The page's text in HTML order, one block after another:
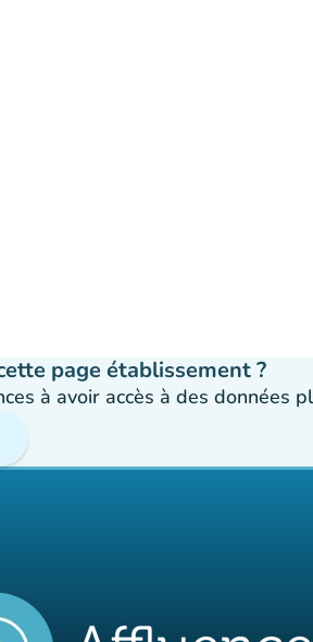
page établissement ?
à avoir accès à des données